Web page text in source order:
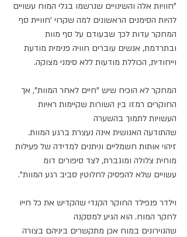
"חוויות אלה והשינויים שנרשמו בגלי המוח עשויים
להיות הסימנים הראשונים למה שקרוי 'חוויית סף
המחקר עדות לכך שבעודם על סף מוות
ובתרדמת, אנשים עוברים חוויה פנימית מודעת
וייחודית, הכוללת מודעות ללא סימני מצוקה.
המחקר לא הוכיח שיש "חיים לאחר המוות", אך
החוקרים רמזו בין השורות שקיימות ראיות
העשויות לתמוך בהשערה
שהתודעה האנושית אינה נעצרת ברגע המוות.
זיהוי אותות חשמליים וניתנים למדידה של פעילות
מוחית צלולה ומוגברת, לצד סיפורים דומ
עשויים שלא להפסיק לחלוטין סביב רגע המוות".
וילדר פנפילד החוקר הקנדי שהקדיש את כל חייו
לחקר המוח. הוא הגיע למסקנה
שהנוירונים במוח אכן מתקשרים ביניהם בצורה